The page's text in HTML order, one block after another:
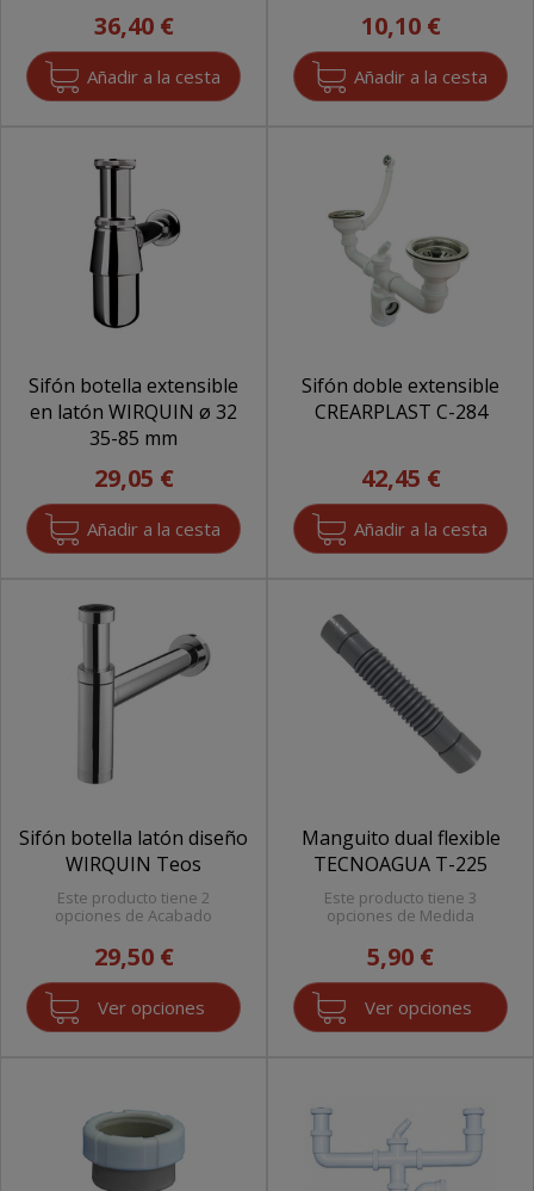
36,40 € 10,10 €
Sifón botella extensible
en latón WIRQUIN ø 32
35-85 mm
29,05 €
Sifón doble extensible
CREARPLAST C-284
42,45 €
Sifón botella latón diseño
WIRQUIN Teos
Este producto tiene 2
opciones de Acabado
29,50 €
Ver opciones
Manguito dual flexible
TECNOAGUA T-225
Este producto tiene 3
opciones de Medida
5,90 €
Ver opciones